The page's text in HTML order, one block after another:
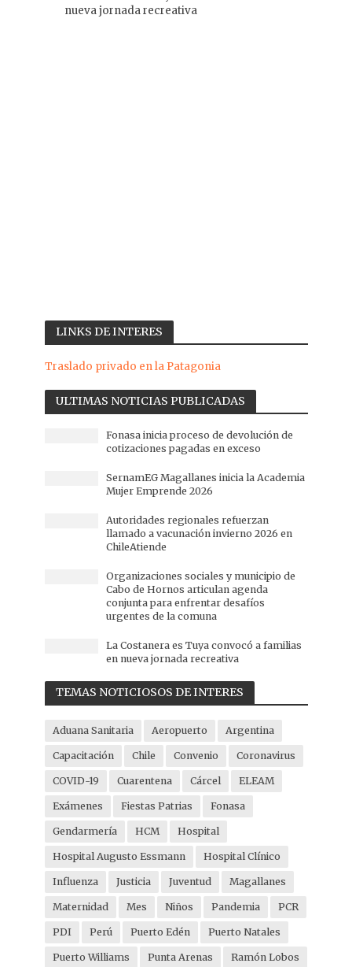
nueva jornada recreativa
LINKS DE INTERES
Traslado privado en la Patagonia
ULTIMAS NOTICIAS PUBLICADAS
Fonasa inicia proceso de devolución de
cotizaciones pagadas en exceso
SernamEG Magallanes inicia la Academia
Mujer Emprende 2026
Autoridades regionales refuerzan
llamado a vacunación invierno 2026 en
ChileAtiende
Organizaciones sociales y municipio de
Cabo de Hornos articulan agenda
conjunta para enfrentar desafíos
urgentes de la comuna
La Costanera es Tuya convocó a familias
en nueva jornada recreativa
TEMAS NOTICIOSOS DE INTERES
Aduana Sanitaria Aeropuerto Argentina
Capacitación Chile Convenio Coronavirus
COVID-19 Cuarentena Cárcel ELEAM
Exámenes Fiestas Patrias Fonasa
Gendarmería HCM Hospital
Hospital Augusto Essmann Hospital Clínico
Influenza Justicia Juventud Magallanes
Maternidad Mes Niños Pandemia PCR
PDI Perú Puerto Edén Puerto Natales
Puerto Williams Punta Arenas Ramón Lobos